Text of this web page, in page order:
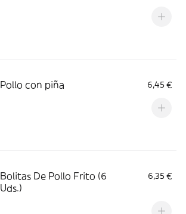
Pollo con piña 6,45 €
Bolitas De Pollo Frito (6
Uds.)
6,35 €